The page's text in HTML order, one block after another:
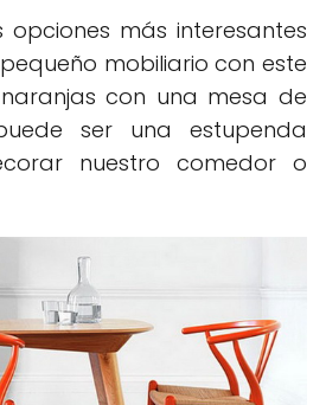
más interesantes
mobiliario con este
con una mesa de
ser una estupenda
nuestro comedor o